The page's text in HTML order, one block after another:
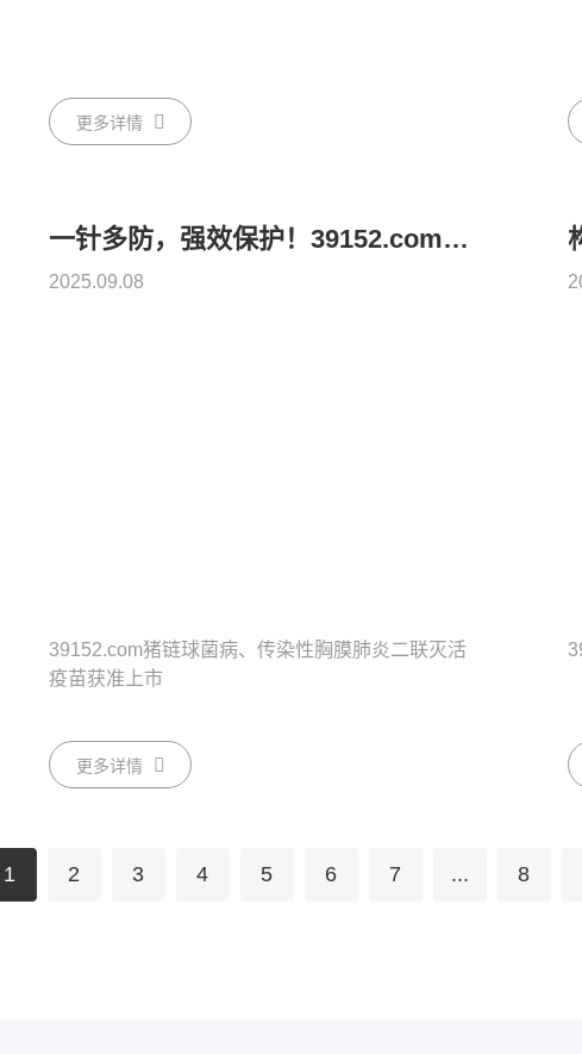
更多详情
一针多防，强效保护！39152.com猪链球菌病、传染性胸膜肺炎二联灭活疫苗获准上市
2025.09.08
39152.com猪链球菌病、传染性胸膜肺炎二联灭活
疫苗获准上市
更多详情
1 2 3 4 5 6 7 ... 8